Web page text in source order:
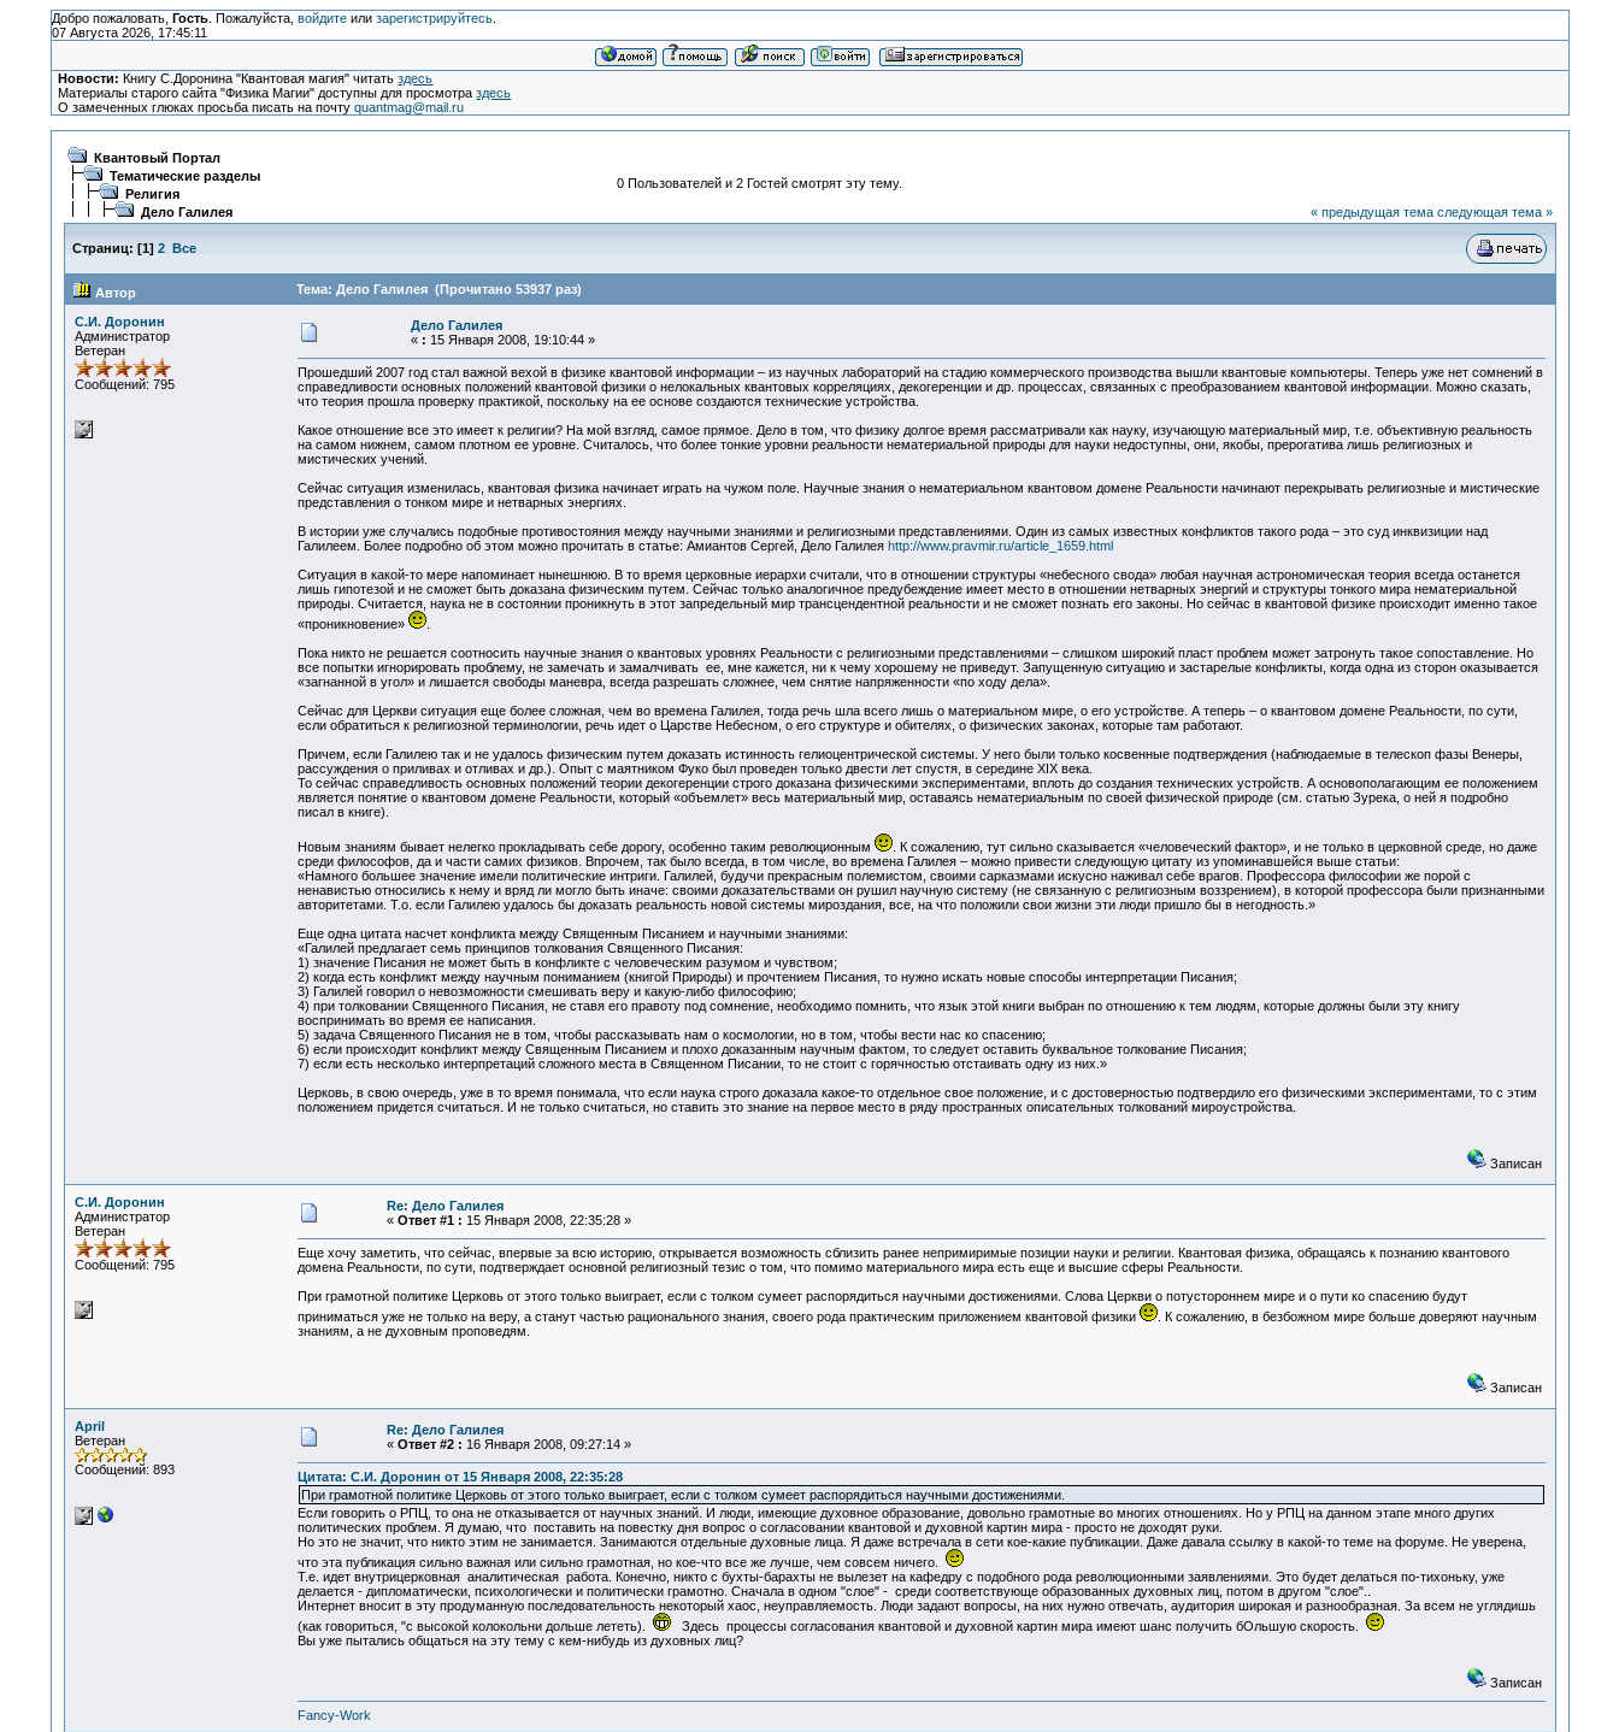
Добро пожаловать, Гость. Пожалуйста, войдитеили зарегистрируйтесь.
07 Августа 2026, 17:45:11
Новости: Книгу С.Доронина "Квантовая магия" читатьздесь
Материалы старого сайта "Физика Магии" доступны для просмотраздесь
О замеченных глюках просьба писать на почтуquantmag@mail.ru
Квантовый Портал
Тематические разделы
Религия
Дело Галилея
0 Пользователей и 2 Гостей смотрят эту тему.
« предыдущая тема следующая тема »
Страниц: [1] 2 Все
Автор Тема: Дело Галилея (Прочитано 53937 раз)
С.И. Доронин
Администратор
Ветеран
Сообщений: 795
Дело Галилея
« : 15 Января 2008, 19:10:44 »
Прошедший 2007 год стал важной вехой в физике квантовой информации – из научных лабораторий на стадию коммерческого производства вышли квантовые компьютеры. Теперь уже нет сомнений в
справедливости основных положений квантовой физики о нелокальных квантовых корреляциях, декогеренции и др. процессах, связанных с преобразованием квантовой информации. Можно сказать,
что теория прошла проверку практикой, поскольку на ее основе создаются технические устройства.
Какое отношение все это имеет к религии? На мой взгляд, самое прямое. Дело в том, что физику долгое время рассматривали как науку, изучающую материальный мир, т.е. объективную реальность
на самом нижнем, самом плотном ее уровне. Считалось, что более тонкие уровни реальности нематериальной природы для науки недоступны, они, якобы, прерогатива лишь религиозных и
мистических учений.
Сейчас ситуация изменилась, квантовая физика начинает играть на чужом поле. Научные знания о нематериальном квантовом домене Реальности начинают перекрывать религиозные и мистические
представления о тонком мире и нетварных энергиях.
В истории уже случались подобные противостояния между научными знаниями и религиозными представлениями. Один из самых известных конфликтов такого рода – это суд инквизиции над
Галилеем. Более подробно об этом можно прочитать в статье: Амиантов Сергей, Дело Галилея http://www.pravmir.ru/article_1659.html
Ситуация в какой-то мере напоминает нынешнюю. В то время церковные иерархи считали, что в отношении структуры «небесного свода» любая научная астрономическая теория всегда останется
лишь гипотезой и не сможет быть доказана физическим путем. Сейчас только аналогичное предубеждение имеет место в отношении нетварных энергий и структуры тонкого мира нематериальной
природы. Считается, наука не в состоянии проникнуть в этот запредельный мир трансцендентной реальности и не сможет познать его законы. Но сейчас в квантовой физике происходит именно такое
«проникновение»
.
Пока никто не решается соотносить научные знания о квантовых уровнях Реальности с религиозными представлениями – слишком широкий пласт проблем может затронуть такое сопоставление. Но
все попытки игнорировать проблему, не замечать и замалчивать ее, мне кажется, ни к чему хорошему не приведут. Запущенную ситуацию и застарелые конфликты, когда одна из сторон оказывается
«загнанной в угол» и лишается свободы маневра, всегда разрешать сложнее, чем снятие напряженности «по ходу дела».
Сейчас для Церкви ситуация еще более сложная, чем во времена Галилея, тогда речь шла всего лишь о материальном мире, о его устройстве. А теперь – о квантовом домене Реальности, по сути,
если обратиться к религиозной терминологии, речь идет о Царстве Небесном, о его структуре и обителях, о физических законах, которые там работают.
Причем, если Галилею так и не удалось физическим путем доказать истинность гелиоцентрической системы. У него были только косвенные подтверждения (наблюдаемые в телескоп фазы Венеры,
рассуждения о приливах и отливах и др.). Опыт с маятником Фуко был проведен только двести лет спустя, в середине XIX века.
То сейчас справедливость основных положений теории декогеренции строго доказана физическими экспериментами, вплоть до создания технических устройств. А основополагающим ее положением
является понятие о квантовом домене Реальности, который «объемлет» весь материальный мир, оставаясь нематериальным по своей физической природе (см. статью Зурека, о ней я подробно
писал в книге).
Новым знаниям бывает нелегко прокладывать себе дорогу, особенно таким революционным
. К сожалению, тут сильно сказывается «человеческий фактор», и не только в церковной среде, но даже
среди философов, да и части самих физиков. Впрочем, так было всегда, в том числе, во времена Галилея – можно привести следующую цитату из упоминавшейся выше статьи:
«Намного большее значение имели политические интриги. Галилей, будучи прекрасным полемистом, своими сарказмами искусно наживал себе врагов. Профессора философии же порой с
ненавистью относились к нему и вряд ли могло быть иначе: своими доказательствами он рушил научную систему (не связанную с религиозным воззрением), в которой профессора были признанными
авторитетами. Т.о. если Галилею удалось бы доказать реальность новой системы мироздания, все, на что положили свои жизни эти люди пришло бы в негодность.»
Еще одна цитата насчет конфликта между Священным Писанием и научными знаниями:
«Галилей предлагает семь принципов толкования Священного Писания:
1) значение Писания не может быть в конфликте с человеческим разумом и чувством;
2) когда есть конфликт между научным пониманием (книгой Природы) и прочтением Писания, то нужно искать новые способы интерпретации Писания;
3) Галилей говорил о невозможности смешивать веру и какую-либо философию;
4) при толковании Священного Писания, не ставя его правоту под сомнение, необходимо помнить, что язык этой книги выбран по отношению к тем людям, которые должны были эту книгу
воспринимать во время ее написания.
5) задача Священного Писания не в том, чтобы рассказывать нам о космологии, но в том, чтобы вести нас ко спасению;
6) если происходит конфликт между Священным Писанием и плохо доказанным научным фактом, то следует оставить буквальное толкование Писания;
7) если есть несколько интерпретаций сложного места в Священном Писании, то не стоит с горячностью отстаивать одну из них.»
Церковь, в свою очередь, уже в то время понимала, что если наука строго доказала какое-то отдельное свое положение, и с достоверностью подтвердило его физическими экспериментами, то с этим
положением придется считаться. И не только считаться, но ставить это знание на первое место в ряду пространных описательных толкований мироустройства.
Записан
С.И. Доронин
Администратор
Ветеран
Сообщений: 795
Re: Дело Галилея
« Ответ #1 : 15 Января 2008, 22:35:28 »
Еще хочу заметить, что сейчас, впервые за всю историю, открывается возможность сблизить ранее непримиримые позиции науки и религии. Квантовая физика, обращаясь к познанию квантового
домена Реальности, по сути, подтверждает основной религиозный тезис о том, что помимо материального мира есть еще и высшие сферы Реальности.
При грамотной политике Церковь от этого только выиграет, если с толком сумеет распорядиться научными достижениями. Слова Церкви о потустороннем мире и о пути ко спасению будут
приниматься уже не только на веру, а станут частью рационального знания, своего рода практическим приложением квантовой физики
. К сожалению, в безбожном мире больше доверяют научным
знаниям, а не духовным проповедям.
Записан
April
Ветеран
Сообщений: 893
Re: Дело Галилея
« Ответ #2 : 16 Января 2008, 09:27:14 »
Цитата: С.И. Доронин от 15 Января 2008, 22:35:28
При грамотной политике Церковь от этого только выиграет, если с толком сумеет распорядиться научными достижениями.
Если говорить о РПЦ, то она не отказывается от научных знаний. И люди, имеющие духовное образование, довольно грамотные во многих отношениях. Но у РПЦ на данном этапе много других
политических проблем. Я думаю, что поставить на повестку дня вопрос о согласовании квантовой и духовной картин мира - просто не доходят руки.
Но это не значит, что никто этим не занимается. Занимаются отдельные духовные лица. Я даже встречала в сети кое-какие публикации. Даже давала ссылку в какой-то теме на форуме. Не уверена,
что эта публикация сильно важная или сильно грамотная, но кое-что все же лучше, чем совсем ничего.
Т.е. идет внутрицерковная аналитическая работа. Конечно, никто с бухты-барахты не вылезет на кафедру с подобного рода революционными заявлениями. Это будет делаться по-тихоньку, уже
делается - дипломатически, психологически и политически грамотно. Сначала в одном "слое" - среди соответствующе образованных духовных лиц, потом в другом "слое"..
Интернет вносит в эту продуманную последовательность некоторый хаос, неуправляемость. Люди задают вопросы, на них нужно отвечать, аудитория широкая и разнообразная. За всем не углядишь
(как говориться, "с высокой колокольни дольше лететь).
Здесь процессы согласования квантовой и духовной картин мира имеют шанс получить бОльшую скорость.
Вы уже пытались общаться на эту тему с кем-нибудь из духовных лиц?
Записан
Fancy-Work